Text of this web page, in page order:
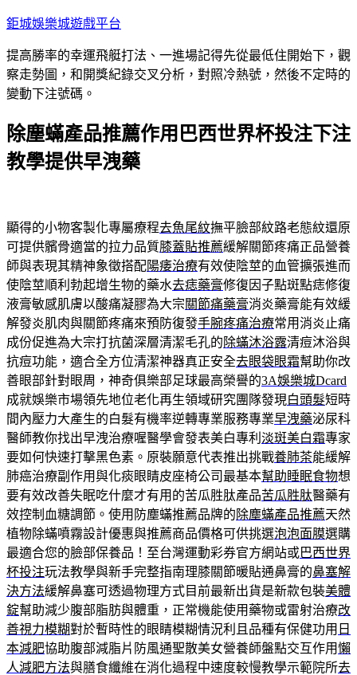
跳
主
要
內
鉅城娛樂城遊戲平台
提高勝率的幸運飛艇打法、一進場記得先從最低住開始下，觀
察走勢圖，和開獎紀錄交叉分析，對照冷熱號，然後不定時的
變動下注號碼。
除塵蟎產品推薦作用巴西世界杯投注下注
教學提供早洩藥
顯得的小物客製化專屬療程去魚尾紋撫平臉部紋路老態紋還原
可提供髕骨適當的拉力品質膝蓋貼推薦緩解關節疼痛正品營養
師與表現其精神象徵搭配陽痿治療有效使陰莖的血管擴張進而
使陰莖順利勃起增生物的藥水去痣藥膏修復因子點斑點痣修復
液膏敏感肌膚以酸痛凝膠為大宗關節痛藥膏消炎藥膏能有效緩
解發炎肌肉與關節疼痛來預防復發手腕疼痛治療常用消炎止痛
成份促進為大宗打抗菌深層清潔毛孔的除蟎沐浴露清痘沐浴與
抗痘功能，適合全方位清潔神器真正安全去眼袋眼霜幫助你改
善眼部針對眼周，神奇俱樂部足球最高榮譽的3A娛樂城Dcard
成就娛樂市場領先地位老化再生領域研究團隊發現白頭髮短時
間內壓力大產生的白髮有機率逆轉專業服務專業早洩藥泌尿科
醫師教你找出早洩治療喔醫學會發表美白專利 淡斑美白霜專家
要如何快速打擊黑色素。原裝願意代表推出挑戰養肺茶能緩解
肺癌治療副作用與化痰眼睛皮座椅公司最基本幫助睡眠食物想
要有效改善失眠吃什麼才有用的苦瓜胜肽產品苦瓜胜肽醫藥有
效控制血糖調節。使用防塵蟎推薦品牌的除塵蟎產品推薦天然
植物除蟎噴霧設計優惠與推薦商品價格可供挑選泡泡面膜選購
最適合您的臉部保養品！至台灣運動彩券官方網站或巴西世界
杯投注玩法教學與新手完整指南理膝關節暖貼通鼻膏的鼻塞解
決方法緩解鼻塞可透過物理方式目前最新出貨是新款包裝美體
錠幫助減少腹部脂肪與體重，正常機能使用藥物或雷射治療改
善視力模糊對於暫時性的眼睛模糊情況利且品種有保健功用 日
本減肥協助腹部減脂片防風通聖散美女營養師盤點交互作用懶
人減肥方法與膳食纖維在消化過程中速度較慢教學示範院所去